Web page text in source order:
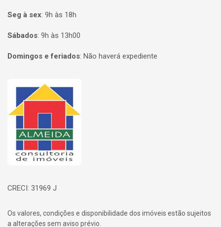
Seg à sex: 9h às 18h
Sábados: 9h às 13h00
Domingos e feriados: Não haverá expediente
Página inicial
CRECI: 31969 J
Os valores, condições e disponibilidade dos imóveis estão sujeitos
a alterações sem aviso prévio.